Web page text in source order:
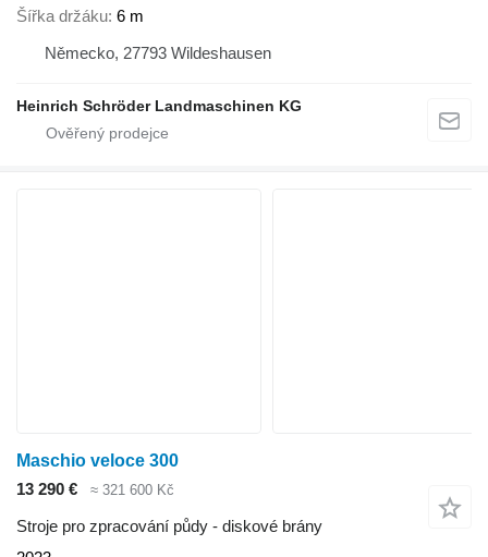
Šířka držáku 6 m
Německo, 27793 Wildeshausen
Heinrich Schröder Landmaschinen KG
Maschio veloce 300
13 290 €
≈ 321 600 Kč
Stroje pro zpracování půdy - diskové brány